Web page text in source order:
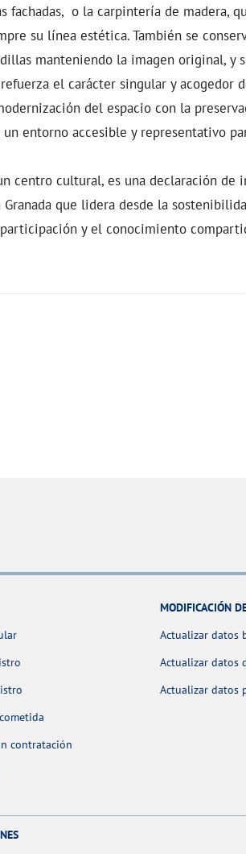
fachadas, o la carpintería de madera,
su línea estética. También se
manteniendo la imagen original, y
el carácter singular y acogedor
del espacio con la
entorno accesible y representativo
centro cultural, es una declaración de
que lidera desde la
y el conocimiento
contratación
MODIFICACIÓN
Actualizar datos
Actualizar datos
Actualizar datos